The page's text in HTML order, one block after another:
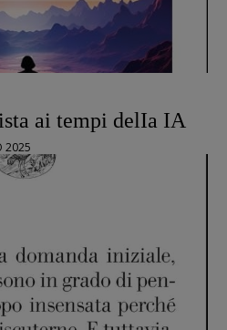
ai tempi delIa IA
2025